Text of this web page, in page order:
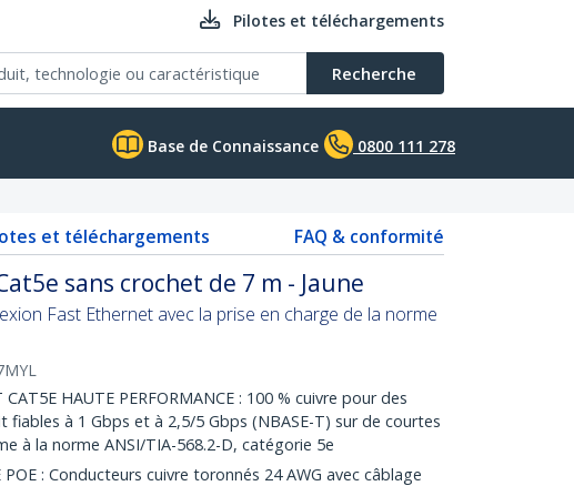
Pilotes et téléchargements
Recherche
Base de Connaissance 0800 111 278
et téléchargements FAQ & conformité
sans crochet de 7 m - Jaune
Fast Ethernet avec la prise en charge de la norme
CAT5E HAUTE PERFORMANCE : 100 % cuivre pour des
fiables à 1 Gbps et à 2,5/5 Gbps (NBASE-T) sur de courtes
à la norme ANSI/TIA-568.2-D, catégorie 5e
POE : Conducteurs cuivre toronnés 24 AWG avec câblage